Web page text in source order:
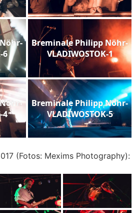
6
Breminale Philipp Nöhr-
VLADIWOSTOK-1
4
Breminale Philipp Nöhr-
VLADIWOSTOK-5
(Fotos: Mexims Photography):